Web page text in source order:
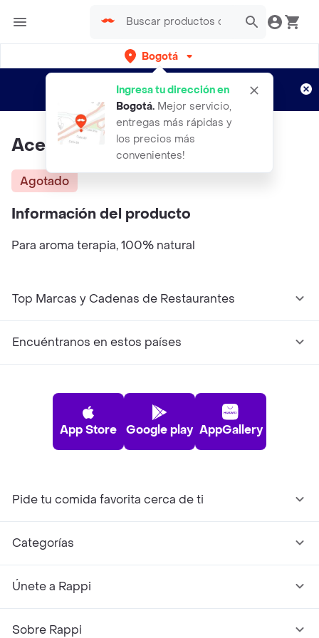
Bogotá
Ingresa tu dirección en
Bogotá. Mejor servicio,
entregas más rápidas y
los precios más
convenientes!
envíos gratis por semanas
Aplican TyC
Aceite Esencial,grapefruit
Agotado
Información del producto
Para aroma terapia, 100% natural
Top Marcas y Cadenas de Restaurantes
Encuéntranos en estos países
App Store Google play AppGallery
Pide tu comida favorita cerca de ti
Categorías
Únete a Rappi
Sobre Rappi